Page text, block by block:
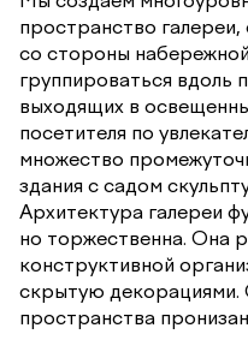
пространство
со стороны
группироваться вдоль
выходящих в
посетителя по
множество
здания с садом
Архитектура галереи
но торжественна. Она
конструктивной
скрытую
пространства